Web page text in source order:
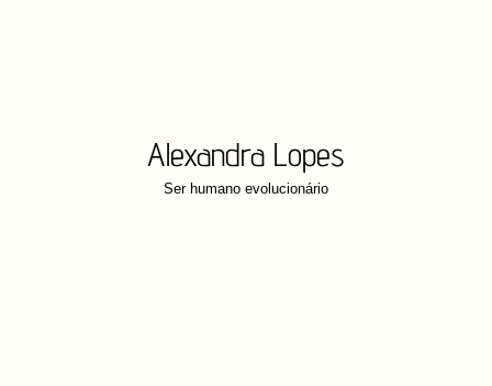
Alexandra Lopes
Ser humano evolucionário